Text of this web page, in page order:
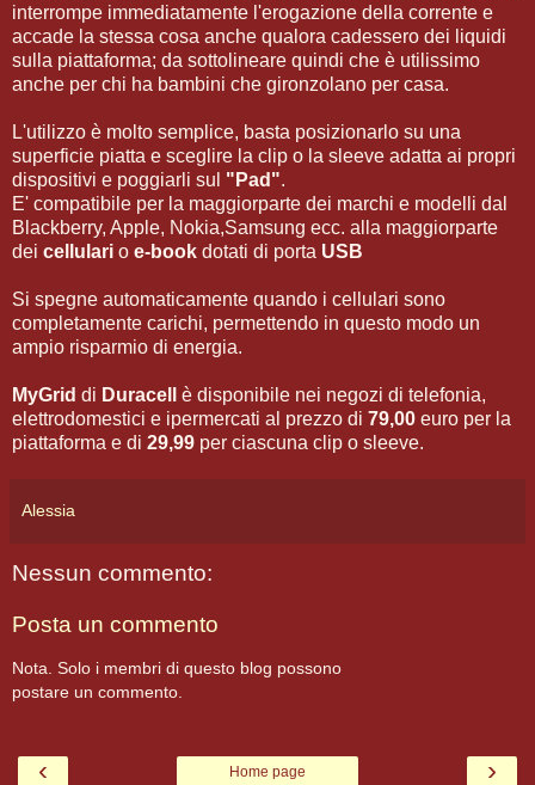
interrompe immediatamente l'erogazione della corrente e
accade la stessa cosa anche qualora cadessero dei liquidi
sulla piattaforma; da sottolineare quindi che è utilissimo
anche per chi ha bambini che gironzolano per casa.
L'utilizzo è molto semplice, basta posizionarlo su una
superficie piatta e sceglire la clip o la sleeve adatta ai propri
dispositivi e poggiarli sul "Pad".
E' compatibile per la maggiorparte dei marchi e modelli dal
Blackberry, Apple, Nokia,Samsung ecc. alla maggiorparte
dei cellulari o e-book dotati di porta USB
Si spegne automaticamente quando i cellulari sono
completamente carichi, permettendo in questo modo un
ampio risparmio di energia.
MyGrid di Duracell
è disponibile nei negozi di telefonia,
elettrodomestici e ipermercati al prezzo di 79,00 euro per la
piattaforma e di 29,99 per ciascuna clip o sleeve.
Alessia
Nessun commento:
Posta un commento
Nota. Solo i membri di questo blog possono
postare un commento.
‹ ›
Home page